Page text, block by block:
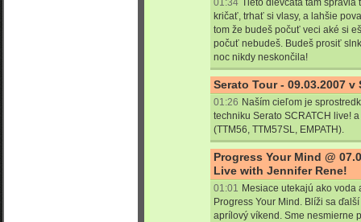
01:34
Tieto dievčatá tam
kričať, trhať si vlasy, a lahšie
tom že budeš počuť veci aké si
počuť nebudeš. Budeš prosiť
noc nikdy neskončila!
Serato Tour - 09.03.2007 v
01:26 Naším cieľom je
techniku Serato SCRATCH live!
(TTM56, TTM57SL, EMPATH).
Progress Your Mind @
Live with Jennifer Rene!
01:01 Mesiace utekajú ako
Progress Your Mind. Blíži sa
aprílový víkend. Sme nesmierne